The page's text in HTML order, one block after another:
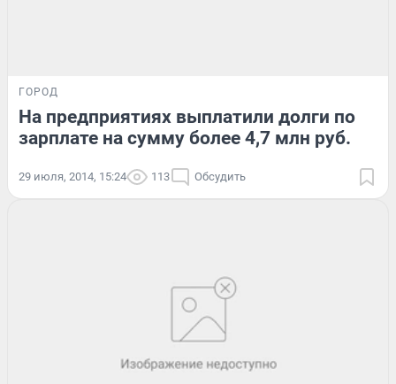
ГОРОД
На предприятиях выплатили долги по
зарплате на сумму более 4,7 млн руб.
29 июля, 2014, 15:24 113 Обсудить